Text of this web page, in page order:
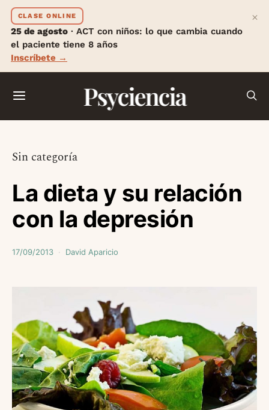
CLASE ONLINE
25 de agosto · ACT con niños: lo que cambia cuando
el paciente tiene 8 años
Inscríbete →
×
Psyciencia
Sin categoría
La dieta y su relación
con la depresión
17/09/2013 David Aparicio